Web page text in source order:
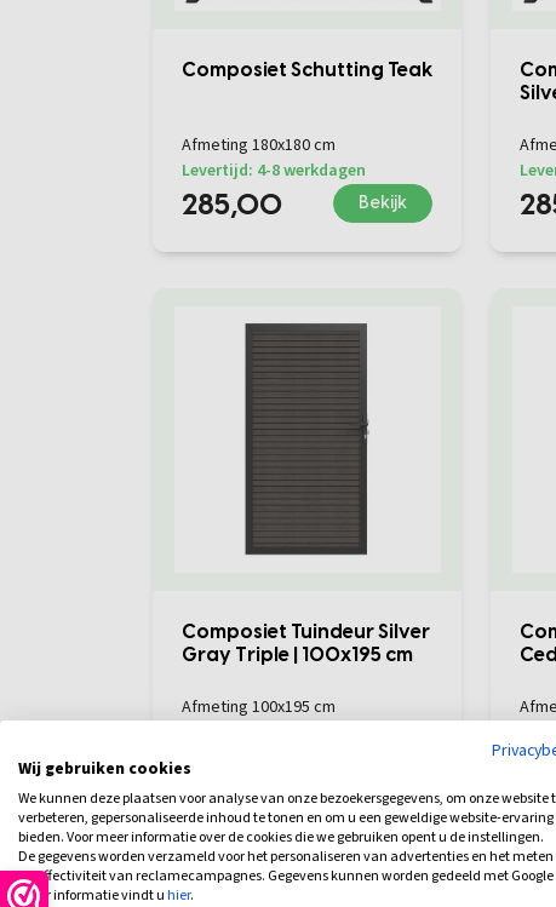
Composiet Schutting Teak
Afmeting 180x180 cm
Levertijd: 4-8 werkdagen
285,00 Bekijk
Composiet Tuindeur Silver
Gray Triple | 100x195 cm
Afmeting 100x195 cm
575,00
Wij gebruiken cookies
We kunnen deze plaatsen voor analyse van onze bezoekersgegevens, om onze website
verbeteren, gepersonaliseerde inhoud te tonen en om u een geweldige website-
bieden. Voor meer informatie over de cookies die we gebruiken opent u de instellingen.
De gegevens worden verzameld voor het personaliseren van advertenties en het
de effectiviteit van reclamecampagnes. Gegevens kunnen worden gedeeld met Google
meer informatie vindt uhier.